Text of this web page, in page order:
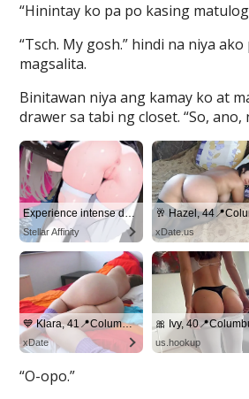
“Hinintay ko pa po kasing
“Tsch. My gosh.” hindi na niya
magsalita.
Binitawan niya ang kamay ko at
drawer sa tabi ng closet. “So, ano,
“O-opo.”